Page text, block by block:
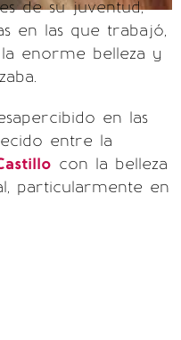
de su juventud,
en las que trabajó,
enorme belleza y
en las
entre la
con la belleza
particularmente en